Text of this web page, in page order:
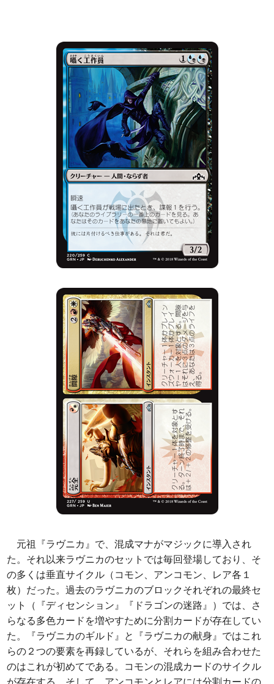
元祖『ラヴニカ』で、混成マナがマジックに導入され
た。それ以来ラヴニカのセットでは毎回登場しており、そ
の多くは垂直サイクル（コモン、アンコモン、レア各１
枚）だった。過去のラヴニカのブロックそれぞれの最終セ
ット（『ディセンション』『ドラゴンの迷路』）では、さ
らなる多色カードを増やすために分割カードが存在してい
た。『ラヴニカのギルド』と『ラヴニカの献身』ではこれ
らの２つの要素を再録しているが、それらを組み合わせた
のはこれが初めてである。コモンの混成カードのサイクル